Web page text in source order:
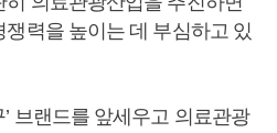
력을 높이는 데 부심하고 있
브랜드를 앞세우고 의료관광